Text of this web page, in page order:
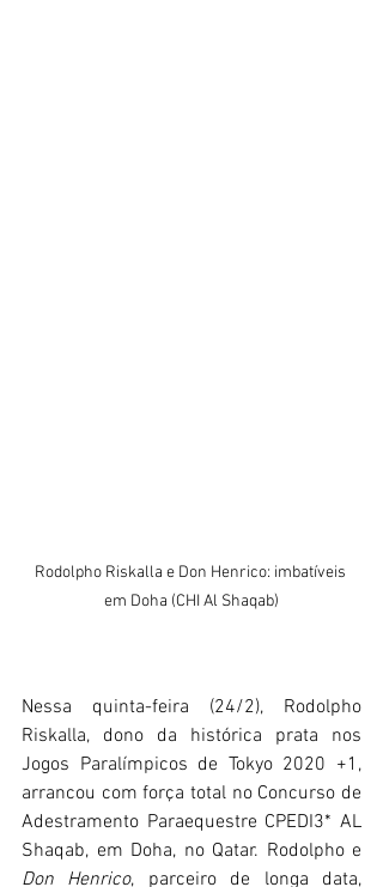
Rodolpho Riskalla e Don Henrico: imbatíveis
em Doha (CHI Al Shaqab)
Nessa quinta-feira (24/2), Rodolpho
Riskalla, dono da histórica prata nos
Jogos Paralímpicos de Tokyo 2020 +1,
arrancou com força total no Concurso de
Adestramento Paraequestre CPEDI3* AL
Don Henrico, parceiro de longa data,